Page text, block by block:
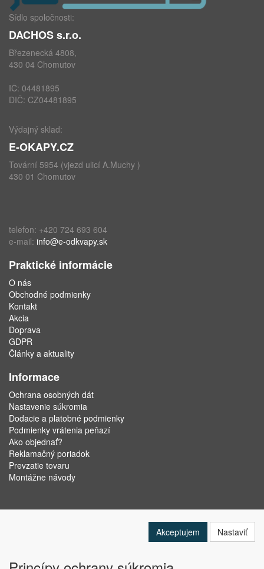
Sídlo spoločnosti:
DACHOS s.r.o.
Březenecká 4808,
430 04 Chomutov
IČ: 04481895
DIČ: CZ04481895
Výdajný sklad:
E-OKAPY.CZ
Tovární 5954 (vjezd ulicí A.Muchy )
430 01 Chomutov
telefon: +420 724 693 604
e-mail: info@e-odkvapy.sk
Praktické informácie
O nás
Obchodné podmienky
Kontakt
Akcia
Doprava
GDPR
Články a aktuality
Informace
Ochrana osobných dát
Nastavenie súkromia
Dodacie a platobné podmienky
Podmienky vrátenia peňazí
Ako objednať?
Reklamačný poriadok
Prevzatie tovaru
Montážne návody
Akceptujem Nastaviť